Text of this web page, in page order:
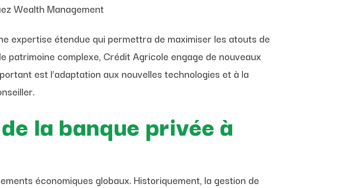
Wealth Management
expertise étendue qui permettra de maximiser les atouts de
complexe, Crédit Agricole engage de nouveaux
est l’adaptation aux nouvelles technologies et à la
la banque privée à
économiques globaux. Historiquement, la gestion de